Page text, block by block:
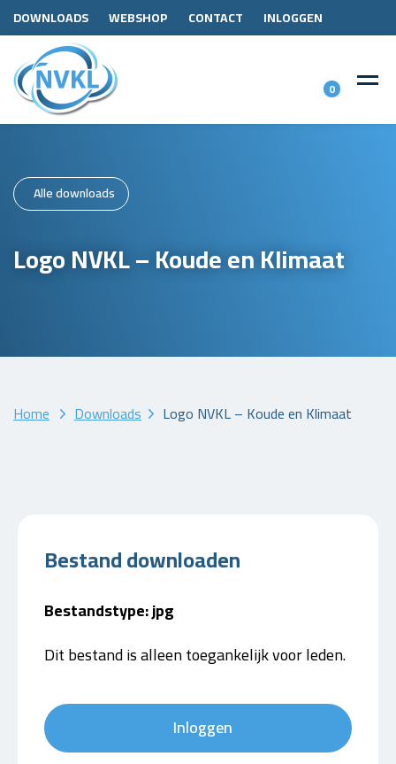
DOWNLOADS WEBSHOP CONTACT INLOGGEN
0
Alle downloads
Logo NVKL – Koude en Klimaat
Home Downloads Logo NVKL – Koude en Klimaat
Bestand downloaden
Bestandstype: jpg
Dit bestand is alleen toegankelijk voor leden.
Inloggen